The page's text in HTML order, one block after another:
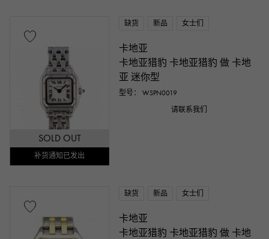
SOLD OUT
补货通知已发出
缺货 新品 女士们
卡地亚
卡地亚猎豹 卡地亚猎豹 做 卡地
亚 迷你型
型号： WSPN0019
请联系我们
缺货 新品 女士们
卡地亚
卡地亚猎豹 卡地亚猎豹 做 卡地